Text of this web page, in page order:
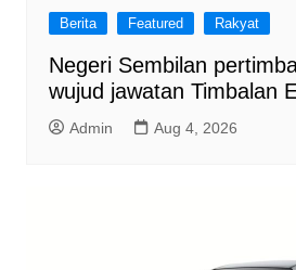
Berita Featured Rakyat
Negeri Sembilan
wujud jawatan Timbalan
Admin Aug 4, 2026